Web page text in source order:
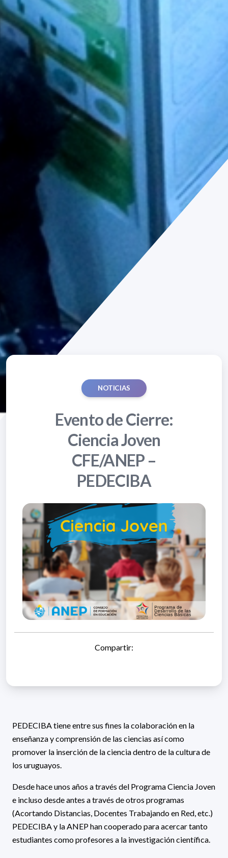
NOTICIAS
Evento de Cierre:
Ciencia Joven
CFE/ANEP –
PEDECIBA
Compartir:
PEDECIBA tiene entre sus fines la colaboración en la
enseñanza y comprensión de las ciencias así como
promover la inserción de la ciencia dentro de la cultura de
los uruguayos.
Desde hace unos años a través del Programa Ciencia Joven
e incluso desde antes a través de otros programas
(Acortando Distancias, Docentes Trabajando en Red, etc.)
PEDECIBA y la ANEP han cooperado para acercar tanto
estudiantes como profesores a la investigación científica.